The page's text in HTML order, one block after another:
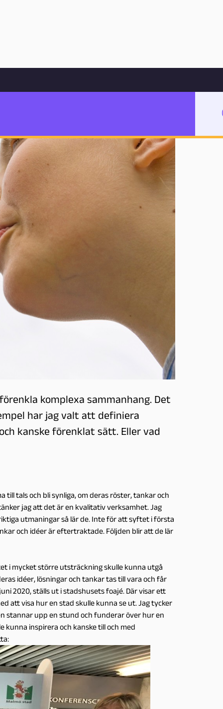
Hoppa till innehåll
skillnad
komplexa sammanhang. Det
har jag valt att definiera
kanske förenklat sätt. Eller vad
till tals och bli synliga, om deras röster, tankar och
jag att det är en kvalitativ verksamhet. Jag
utmaningar så lär de. Inte för att syftet i första
och idéer är eftertraktade. Följden blir att de lär
i mycket större utsträckning skulle kunna utgå
idéer, lösningar och tankar tas till vara och får
2020, ställs ut i stadshusets foajé. Där visar ett
att visa hur en stad skulle kunna se ut. Jag tycker
stannar upp en stund och funderar över hur en
kunna inspirera och kanske till och med